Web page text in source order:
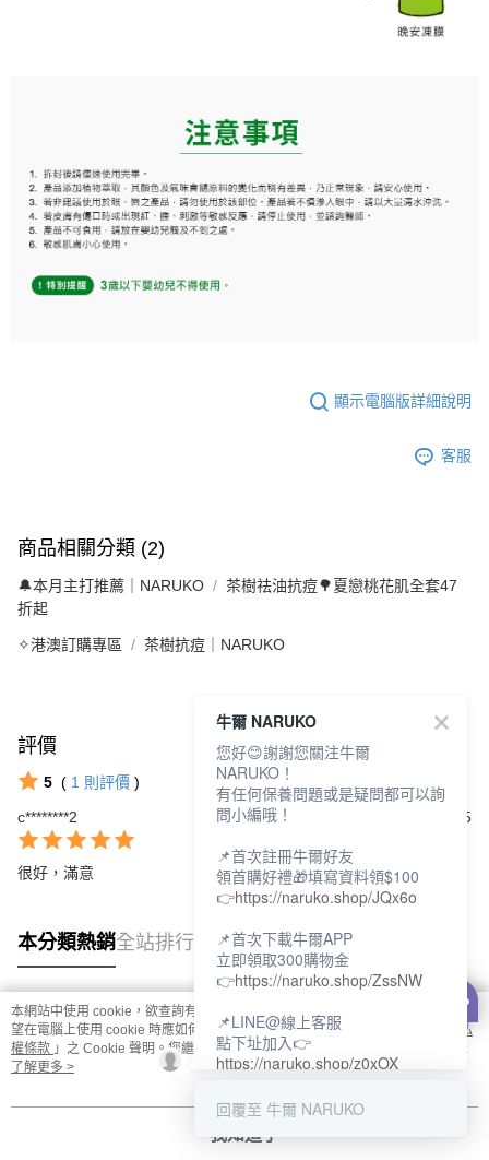
顯示電腦版詳細說明
客服
商品相關分類 (2)
🔔本月主打推薦｜NARUKO
茶樹祛油抗痘🌳夏戀桃花肌全套47
折起
✧港澳訂購專區 茶樹抗痘｜NARUKO
評價
5 ( 1 則評價 )
c********2
2026/04/15
很好，滿意
本分類熱銷全站排行
熱門標籤
本網站中使用 cookie，欲查詢有關本網站使用 cookie 方式之詳情，及若您不希
望在電腦上使用 cookie 時應如何變更電腦的 cookie 設定，請參閱本網站「
隱私
權條款 」之 Cookie 聲明。您繼續使用本網站即表示您同意本公司得按本網站使
用條款之 Cookie 聲明使用 cookie。
了解更多 >
我知道了
牛爾 NARUKO
您好😊謝謝您關注牛爾
NARUKO！
有任何保養問題或是疑問都可以詢
問小編哦！
📌首次註冊牛爾好友
領首購好禮🎁填寫資料領$100
👉https://naruko.shop/JQx6o
📌首次下載牛爾APP
立即領取300購物金
👉https://naruko.shop/ZssNW
📌LINE@線上客服
點下址加入👉
https://naruko.shop/z0xOX
📌電話客服：02-26581707
18:00
回覆至 牛爾 NARUKO